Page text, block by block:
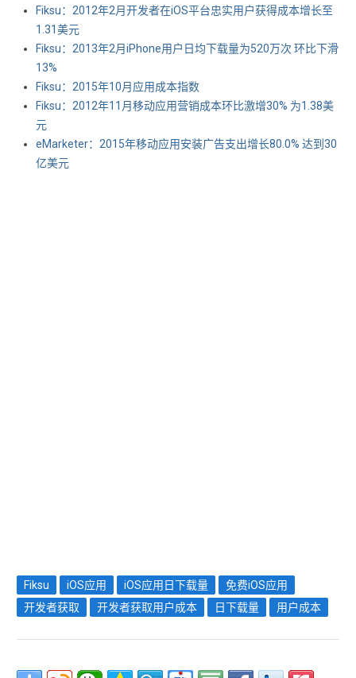
Fiksu：2012年2月开发者在iOS平台忠实用户获得成本增长至
1.31美元
Fiksu：2013年2月iPhone用户日均下载量为520万次 环比下滑
13%
Fiksu：2015年10月应用成本指数
Fiksu：2012年11月移动应用营销成本环比激增30% 为1.38美
元
eMarketer：2015年移动应用安装广告支出增长80.0% 达到30
亿美元
Fiksu iOS应用 iOS应用日下载量
免费iOS应用
开发者获取
开发者获取用户成本 日下载量 用户成本